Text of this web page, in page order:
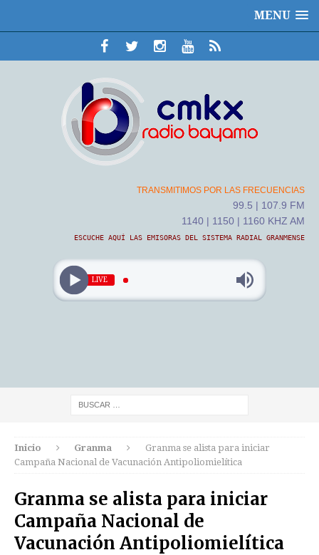
MENU
TRANSMITIMOS POR LAS FRECUENCIAS
99.5 | 107.9 FM
1140 | 1150 | 1160 KHZ AM
ESCUCHE AQUÍ LAS EMISORAS DEL SISTEMA RADIAL GRANMENSE
LIVE
Inicio Granma
Granma se alista para iniciar
Campaña Nacional de Vacunación Antipoliomielítica
Granma se alista para iniciar
Campaña Nacional de
Vacunación Antipoliomielítica